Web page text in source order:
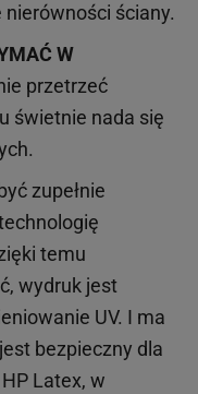
ściany.
W
przetrzeć
świetnie nada się
zupełnie
temu
wydruk jest
UV. I ma
bezpieczny dla
Latex, w